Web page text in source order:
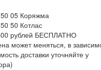
05 Коряжма
50 Котлас
рублей БЕСПЛАТНО
может меняться, в
доставки уточняйте у